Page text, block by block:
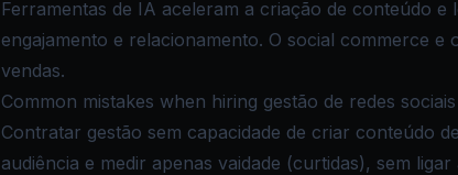
Ferramentas de IA aceleram a criação de conteúdo
engajamento e relacionamento. O social commerce
vendas.
Common mistakes when hiring gestão de redes
Contratar gestão sem capacidade de criar conteúdo
audiência e medir apenas vaidade (curtidas), sem